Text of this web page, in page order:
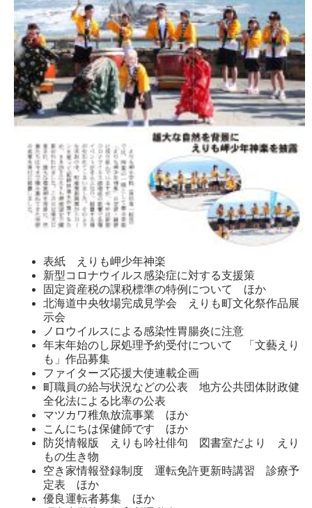
表紙 えりも岬少年神楽
新型コロナウイルス感染症に対する支援策
固定資産税の課税標準の特例について ほか
北海道中央牧場完成見学会 えりも町文化祭作品展
示会
ノロウイルスによる感染性胃腸炎に注意
年末年始のし尿処理予約受付について 「文藝えり
も」作品募集
ファイターズ応援大使連載企画
町職員の給与状況などの公表 地方公共団体財政健
全化法による比率の公表
マツカワ稚魚放流事業 ほか
こんにちは保健師です ほか
防災情報版 えりも吟社俳句 図書室だより えり
もの生き物
空き家情報登録制度 運転免許更新時講習 診療予
定表 ほか
優良運転者募集 ほか